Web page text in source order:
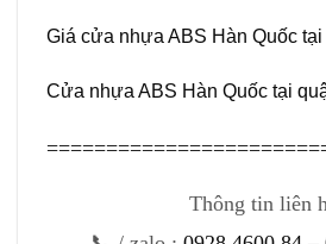
Giá cửa nhựa ABS Hàn Quốc
Cửa nhựa ABS Hàn Quốc tại
Thông tin liên